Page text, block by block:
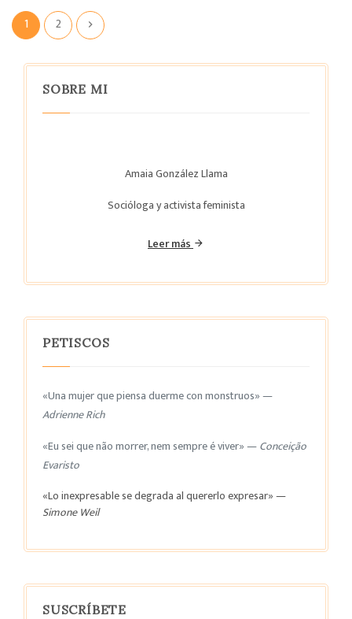
1
2
SOBRE MI
Amaia González Llama
Socióloga y activista feminista
Leer más
PETISCOS
«Una mujer que piensa duerme con monstruos» —
Adrienne Rich
«Eu sei que não morrer, nem sempre é viver» —Conceição
Evaristo
«Lo inexpresable se degrada al quererlo expresar» —
Simone Weil
SUSCRÍBETE